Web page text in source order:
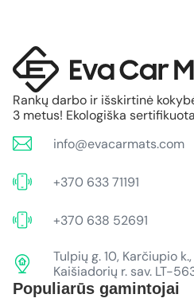
Rankų darbo ir išskirtinė
3 metus! Ekologiška
info@evacarmats.com
+370 633 71191
+370 638 52691
Tulpių g. 10, Karčiupio k.,
Kaišiadorių r. sav. LT-
Populiarūs gamintojai